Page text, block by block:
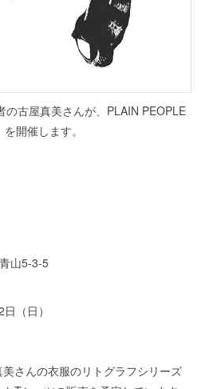
古屋真美さんが、PLAIN PEOPLE
開催します。
山5-3-5
（日）
さんの衣服のリトグラフシリーズ